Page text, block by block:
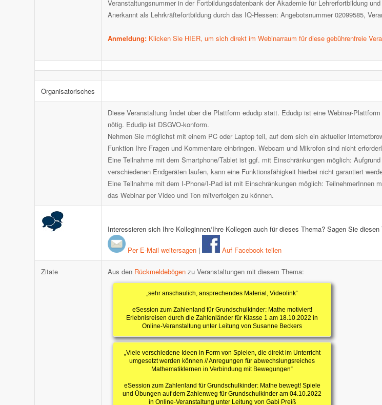
Veranstaltungsnummer in der Fortbildungsdatenbank der Akademie für Lehrerfortbildung
Anerkannt als Lehrkräftefortbildung durch das IQ-Hessen: Angebotsnummer 02099585,
Anmeldung: Klicken Sie HIER, um sich direkt im Webinarraum für diese gebührenfreie
Organisatorisches
Diese Veranstaltung findet über die Plattform edudip statt. Edudip ist eine Webinar-
nötig. Edudip ist DSGVO-konform.
Nehmen Sie möglichst mit einem PC oder Laptop teil, auf dem sich ein aktueller
Funktion Ihre Fragen und Kommentare einbringen. Webcam und Mikrofon sind nicht
Eine Teilnahme mit dem Smartphone/Tablet ist ggf. mit Einschränkungen möglich:
verschiedenen Endgeräten laufen, kann eine Funktionsfähigkeit hierbei nicht garantiert
Eine Teilnahme mit dem I-Phone/I-Pad ist mit Einschränkungen möglich: TeilnehmerInnen
das Webinar per Video und Ton mitverfolgen zu können.
Interessieren sich Ihre Kolleginnen/Ihre Kollegen auch für dieses Thema? Sagen Sie
Per E-Mail weitersagen | Auf Facebook teilen
Zitate Aus den Rückmeldebögen zu Veranstaltungen mit diesem Thema:
„sehr anschaulich, ansprechendes Material, Videolink“
eSession zum Zahlenland für Grundschulkinder: Mathe motiviert!
Erlebnisreisen durch die Zahlenländer für Klasse 1 am 18.10.2022 in
Online-Veranstaltung unter Leitung von Susanne Beckers
„Viele verschiedene Ideen in Form von Spielen, die direkt im Unterricht
umgesetzt werden können // Anregungen für abwechslungsreiches
Mathematiklernen in Verbindung mit Bewegungen“
eSession zum Zahlenland für Grundschulkinder: Mathe bewegt! Spiele
und Übungen auf dem Zahlenweg für Grundschulkinder am 04.10.2022
in Online-Veranstaltung unter Leitung von Gabi Preiß